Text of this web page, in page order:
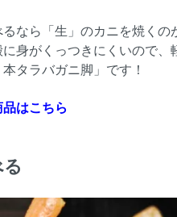
なら「生」のカニを焼く
に身がくっつきにくいので
タラバガニ脚」です！
はこちら